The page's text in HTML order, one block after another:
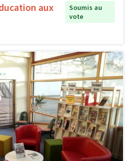
aux
Soumis au
vote